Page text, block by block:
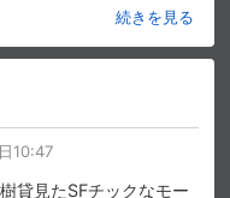
示される作品の表示制限が可
の年齢区分から選択できま
続きを見る
10:47
貸見たSFチックなモー